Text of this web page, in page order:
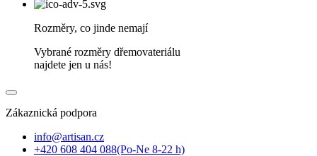
Rozměry, co jinde nemají
Vybrané rozměry dřemovateriálu
najdete jen u nás!
Zákaznická podpora
info@artisan.cz
+420 608 404 088(Po-Ne 8-22 h)